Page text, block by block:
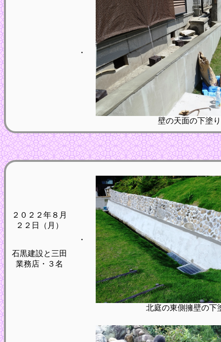
・
壁の天面の下塗り
２０２２年８月
２２日（月）
石黒建設と三田
業務店・３名
・
北庭の東側擁壁の下